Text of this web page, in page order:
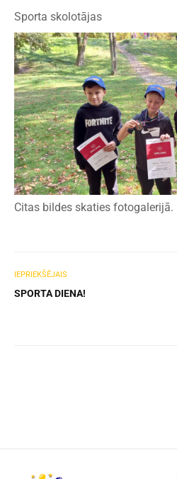
Sporta skolotājas
Citas bildes skaties fotogalerijā.
IEPRIEKŠĒJAIS
SPORTA DIENA!